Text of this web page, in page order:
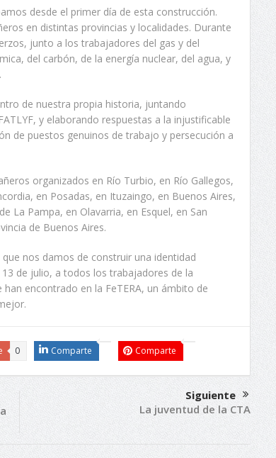
desde el primer día de esta construcción.
en distintas provincias y localidades. Durante
junto a los trabajadores del gas y del
del carbón, de la energía nuclear, del agua, y
de nuestra propia historia, juntando
y elaborando respuestas a la injustificable
de puestos genuinos de trabajo y persecución a
organizados en Río Turbio, en Río Gallegos,
en Posadas, en Ituzaingo, en Buenos Aires,
La Pampa, en Olavarria, en Esquel, en San
de Buenos Aires.
nos damos de construir una identidad
de julio, a todos los trabajadores de la
encontrado en la FeTERA, un ámbito de
0 Comparte Comparte
Siguiente
La juventud de la CTA